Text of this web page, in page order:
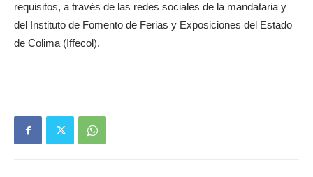
requisitos, a través de las redes sociales de la mandataria y
del Instituto de Fomento de Ferias y Exposiciones del Estado
de Colima (Iffecol).